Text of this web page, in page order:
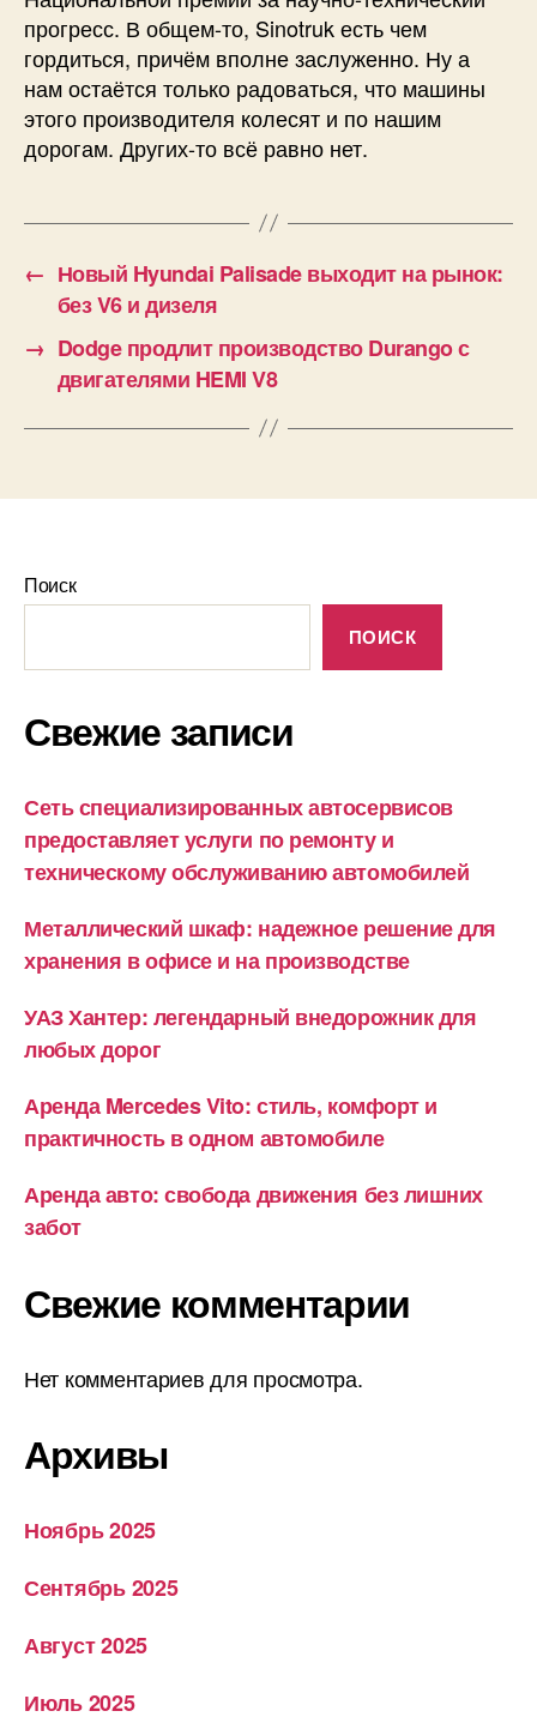
прогресс. В общем-то, Sinotruk есть чем
гордиться, причём вполне заслуженно. Ну а
нам остаётся только радоваться, что машины
этого производителя колесят и по нашим
дорогам. Других-то всё равно нет.
← Новый Hyundai Palisade выходит на рынок:
без V6 и дизеля
→ Dodge продлит производство Durango с
двигателями HEMI V8
Поиск
ПОИСК
Свежие записи
Сеть специализированных автосервисов
предоставляет услуги по ремонту и
техническому обслуживанию автомобилей
Металлический шкаф: надежное решение для
хранения в офисе и на производстве
УАЗ Хантер: легендарный внедорожник для
любых дорог
Аренда Mercedes Vito: стиль, комфорт и
практичность в одном автомобиле
Аренда авто: свобода движения без лишних
забот
Свежие комментарии
Нет комментариев для просмотра.
Архивы
Ноябрь 2025
Сентябрь 2025
Август 2025
Июль 2025